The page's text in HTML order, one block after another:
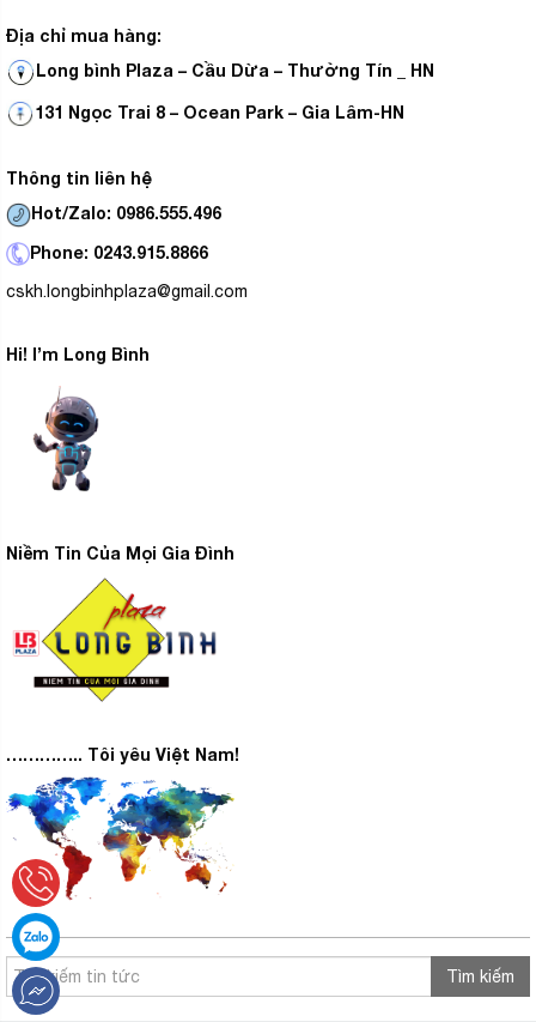
Địa chỉ mua hàng:
Long bình Plaza – Cầu Dừa – Thường Tín _ HN
131 Ngọc Trai 8 – Ocean Park – Gia Lâm-HN
Thông tin liên hệ
Hot/Zalo: 0986.555.496
Phone: 0243.915.8866
cskh.longbinhplaza@gmail.com
Hi! I’m Long Bình
Niềm Tin Của Mọi Gia Đình
………….. Tôi yêu Việt Nam!
Tìm kiếm